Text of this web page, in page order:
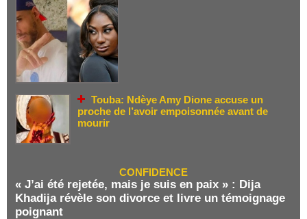
Touba: Ndèye Amy Dione accuse un
proche de l’avoir empoisonnée avant de
mourir
CONFIDENCE
« J’ai été rejetée, mais je suis en paix » : Dija
Khadija révèle son divorce et livre un témoignage
poignant